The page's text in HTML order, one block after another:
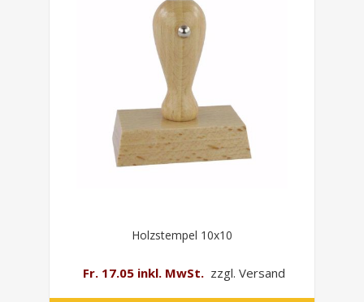
Holzstempel 10x10
Fr. 17.05 inkl. MwSt. zzgl. Versand